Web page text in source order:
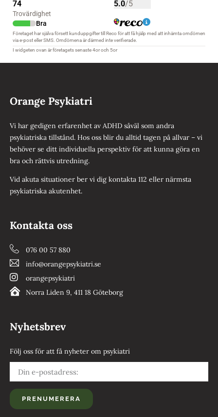
Orange Psykiatri
Vi har gedigen erfarenhet av ADHD såväl som andra
psykiatriska tillstånd. Hos oss blir du alltid tagen på allvar – vi
behöver se ditt individuella perspektiv för att kunna göra en
bra och rättvis utredning.
Vid akuta situationer ber vi dig kontakta 112 eller närmsta
psykiatriska akutenhet.
Kontakta oss
076 00 57 880
info@orangepsykiatri.se
orangepsykiatri
Norra Liden 9, 411 18 Göteborg
Nyhetsbrev
Följ oss för att få nyheter om psykiatri
PRENUMERERA